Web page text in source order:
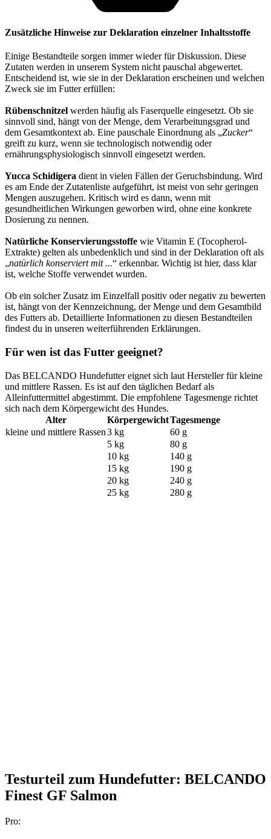
Zusätzliche Hinweise zur Deklaration einzelner Inhaltsstoffe
Einige Bestandteile sorgen immer wieder für Diskussion. Diese
Zutaten werden in unserem System nicht pauschal abgewertet.
Entscheidend ist, wie sie in der Deklaration erscheinen und welchen
Zweck sie im Futter erfüllen:
Rübenschnitzel werden häufig als Faserquelle eingesetzt. Ob sie
sinnvoll sind, hängt von der Menge, dem Verarbeitungsgrad und
dem Gesamtkontext ab. Eine pauschale Einordnung als „Zucker“
greift zu kurz, wenn sie technologisch notwendig oder
ernährungsphysiologisch sinnvoll eingesetzt werden.
Yucca Schidigera dient in vielen Fällen der Geruchsbindung. Wird
es am Ende der Zutatenliste aufgeführt, ist meist von sehr geringen
Mengen auszugehen. Kritisch wird es dann, wenn mit
gesundheitlichen Wirkungen geworben wird, ohne eine konkrete
Dosierung zu nennen.
Natürliche Konservierungsstoffe wie Vitamin E (Tocopherol-
Extrakte) gelten als unbedenklich und sind in der Deklaration oft als
„natürlich konserviert mit ...“ erkennbar. Wichtig ist hier, dass klar
ist, welche Stoffe verwendet wurden.
Ob ein solcher Zusatz im Einzelfall positiv oder negativ zu bewerten
ist, hängt von der Kennzeichnung, der Menge und dem Gesamtbild
des Futters ab. Detaillierte Informationen zu diesen Bestandteilen
findest du in unseren weiterführenden Erklärungen.
Für wen ist das Futter geeignet?
Das BELCANDO Hundefutter eignet sich laut Hersteller für kleine
und mittlere Rassen. Es ist auf den täglichen Bedarf als
Alleinfuttermittel abgestimmt. Die empfohlene Tagesmenge richtet
sich nach dem Körpergewicht des Hundes.
Alter
KörpergewichtTagesmenge
kleine und mittlere Rassen3 kg
60 g
5 kg
80 g
10 kg
140 g
15 kg
190 g
20 kg
240 g
25 kg
280 g
Testurteil zum Hundefutter: BELCANDO
Finest GF Salmon
Pro: